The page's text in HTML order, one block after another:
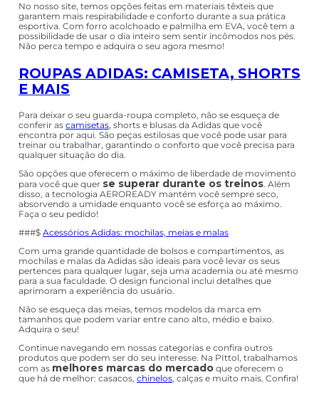
No nosso site, temos opções feitas em materiais têxteis que
garantem mais respirabilidade e conforto durante a sua prática
esportiva. Com forro acolchoado e palmilha em EVA, você tem a
possibilidade de usar o dia inteiro sem sentir incômodos nos pés.
Não perca tempo e adquira o seu agora mesmo!
ROUPAS ADIDAS: CAMISETA, SHORTS
E MAIS
Para deixar o seu guarda-roupa completo, não se esqueça de
conferir as camisetas, shorts e blusas da Adidas que você
encontra por aqui. São peças estilosas que você pode usar para
treinar ou trabalhar, garantindo o conforto que você precisa para
qualquer situação do dia.
São opções que oferecem o máximo de liberdade de movimento
para você que quer se superar durante os treinos. Além
disso, a tecnologia AEROREADY mantém você sempre seco,
absorvendo a umidade enquanto você se esforça ao máximo.
Faça o seu pedido!
###$ Acessórios Adidas: mochilas, meias e malas
Com uma grande quantidade de bolsos e compartimentos, as
mochilas e malas da Adidas são ideais para você levar os seus
pertences para qualquer lugar, seja uma academia ou até mesmo
para a sua faculdade. O design funcional inclui detalhes que
aprimoram a experiência do usuário.
Não se esqueça das meias, temos modelos da marca em
tamanhos que podem variar entre cano alto, médio e baixo.
Adquira o seu!
Continue navegando em nossas categorias e confira outros
produtos que podem ser do seu interesse. Na PIttol, trabalhamos
com as melhores marcas do mercado que oferecem o
que há de melhor: casacos, chinelos, calças e muito mais. Confira!